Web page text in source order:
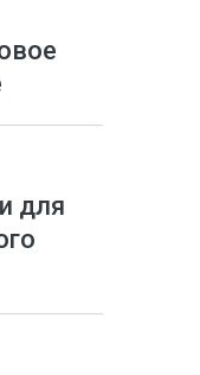
для